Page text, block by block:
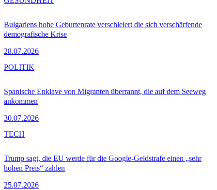
Bulgariens hohe Geburtenrate verschleiert die sich verschärfende
demografische Krise
28.07.2026
Spanische Enklave von Migranten überrannt, die auf dem Seeweg
ankommen
30.07.2026
POLITIK
Trump sagt, die EU werde für die Google-Geldstrafe einen „sehr
hohen Preis“ zahlen
25.07.2026
TECH